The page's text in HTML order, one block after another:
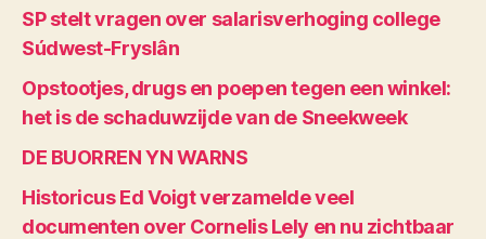
SP stelt vragen over salarisverhoging college
Súdwest-Fryslân
Opstootjes, drugs en poepen tegen een winkel:
het is de schaduwzijde van de Sneekweek
DE BUORREN YN WARNS
Historicus Ed Voigt verzamelde veel
documenten over Cornelis Lely en nu zichtbaar